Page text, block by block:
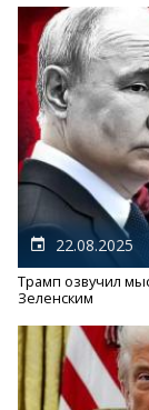
22.08.2025
Трамп озвучил
Зеленским